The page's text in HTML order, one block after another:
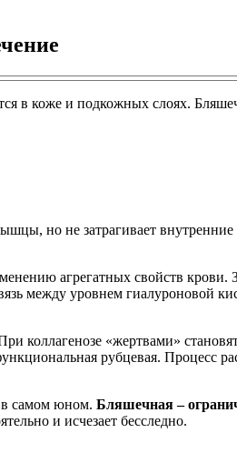
в коже и подкожных слоях.
но не затрагивает
агрегатных свойств крови.
между уровнем гиалуроновой
коллагенозе «жертвами»
рубцевая. Процесс
в самом юном. Бляшечная –
и исчезает бесследно.